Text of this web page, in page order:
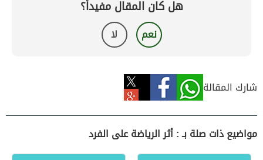
هل كان المقال مفيداً؟
نعم لا
شارك المقالة
مواضيع ذات صلة بـ : أثر الرياضة على الفرد